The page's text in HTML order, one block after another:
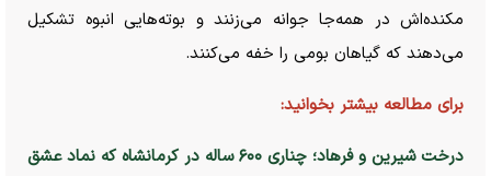
مکنده‌اش در همه‌جا جوانه می‌زنند و بوته‌هایی انبوه تشکیل
می‌دهند که گیاهان بومی را خفه می‌کنند.
برای مطالعه بیشتر بخوانید:
درخت شیرین و فرهاد؛ چناری ۶۰۰ ساله در کرمانشاه که نماد عشق